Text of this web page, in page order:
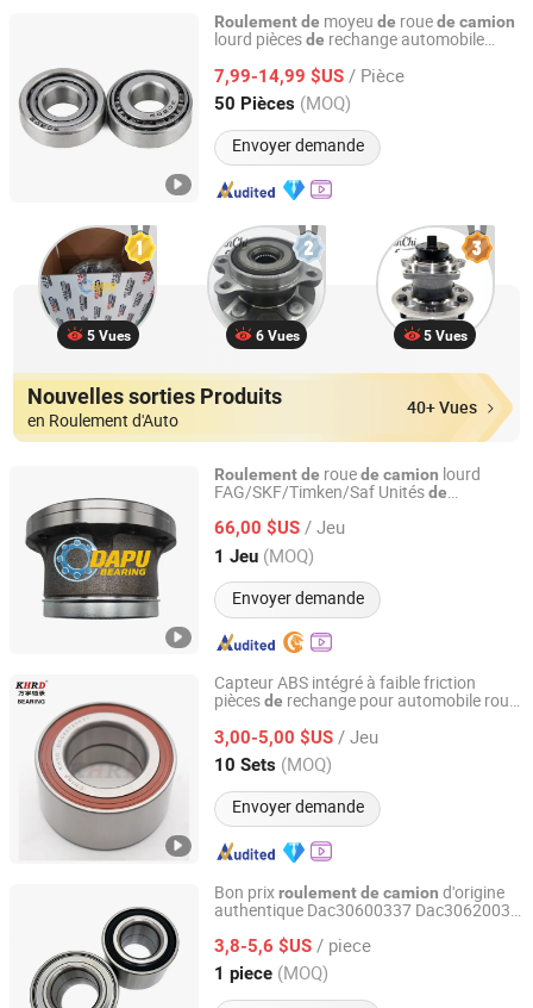
Roulementde moyeu de rouede camion
lourd piècesde rechange automobile
utilitaire
7,99-14,99 $US / Pièce
50 Pièces (MOQ)
Envoyer demande
Fujian Jinqiang Machinery Manufacture Co., Ltd.
Fujian, China Depuis 2026
5 Vues 6 Vues 5 Vues
Nouvelles sorties Produits
en Roulement d'Auto
40+ Vues
Roulementde rouede camion lourd
FAG/SKF/Timken/Saf Unitésde
5010439770 Vkba5420 20764313
Set1350 579205. H195
rouleaux coniques à double rangée
66,00 $US / Jeu
1 Jeu (MOQ)
Envoyer demande
LINQING DAPU BEARING CO., LTD
Shandong, China Depuis 2026
Capteur ABS intégré à faible friction
piècesde rechange pour automobile roue
2kwd11808 Dac3871W-3CS63
demoyeuderoue
3,00-5,00 $US / Jeu
10 Sets (MOQ)
Envoyer demande
Shandong Wanyu Precision Bearing Group Co. , Ltd.
Shandong, China Depuis 2020
Bon prixroulementde camion d'origine
authentique Dac30600337 Dac30620032
demoyeuderoue pour utilisation dans le
kit
de remplacement
3,8-5,6 $US / piece
1 piece (MOQ)
Shandong Xinsheng Bearing Co., Ltd.
Shandong, China Depuis 2025